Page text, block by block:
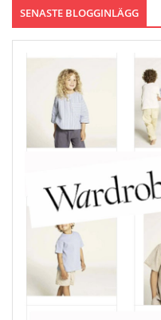
SENASTE BLOGGINLÄGG